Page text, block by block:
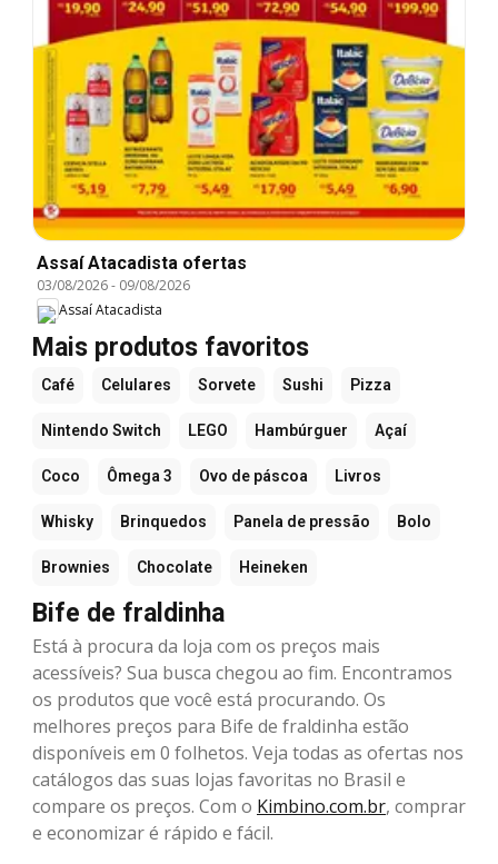
Assaí Atacadista ofertas
03/08/2026- 09/08/2026
Assaí Atacadista
Mais produtos favoritos
Café Celulares Sorvete Sushi Pizza
Nintendo Switch LEGO Hambúrguer Açaí
Coco Ômega 3 Ovo de páscoa Livros
Whisky Brinquedos Panela de pressão Bolo
Brownies Chocolate Heineken
Bife de fraldinha
Está à procura da loja com os preços mais
acessíveis? Sua busca chegou ao fim. Encontramos
os produtos que você está procurando. Os
melhores preços para Bife de fraldinha estão
disponíveis em 0 folhetos. Veja todas as ofertas nos
catálogos das suas lojas favoritas no Brasil e
compare os preços. Com o Kimbino.com.br, comprar
e economizar é rápido e fácil.